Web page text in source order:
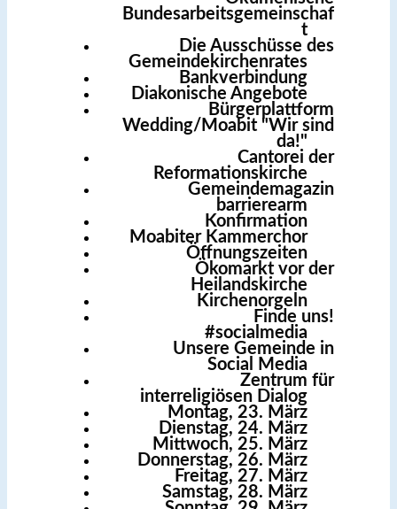
Bundesarbeitsgemeinschaf
t
Die Ausschüsse des
Gemeindekirchenrates
Bankverbindung
Diakonische Angebote
Bürgerplattform
Wedding/Moabit "Wir sind
da!"
Cantorei der
Reformationskirche
Gemeindemagazin
barrierearm
Konfirmation
Moabiter Kammerchor
Öffnungszeiten
Ökomarkt vor der
Heilandskirche
Kirchenorgeln
Finde uns!
#socialmedia
Unsere Gemeinde in
Social Media
Zentrum für
interreligiösen Dialog
Montag, 23. März
Dienstag, 24. März
Mittwoch, 25. März
Donnerstag, 26. März
Freitag, 27. März
Samstag, 28. März